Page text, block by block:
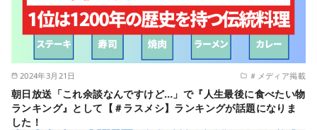
2024年3月21日 ＃メディア掲載
朝日放送「これ余談なんですけど…」で『人生最後に食べたい物
ランキング』として【＃ラスメシ】ランキングが話題になりま
した！